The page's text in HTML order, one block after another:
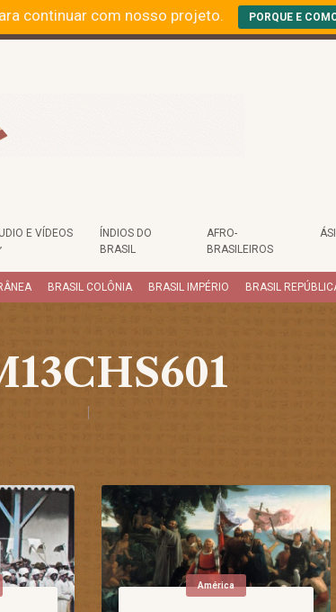
continuar com nosso projeto. PORQUE E
E VÍDEOS
ÍNDIOS DO
BRASIL
AFRO-
BRASILEIROS
BRASIL COLÔNIA BRASIL IMPÉRIO BRASIL
América